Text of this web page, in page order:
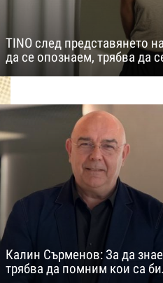
TINO след представянето
да се опознаем, трябва да
Калин Сърменов: За да
трябва да помним кои са